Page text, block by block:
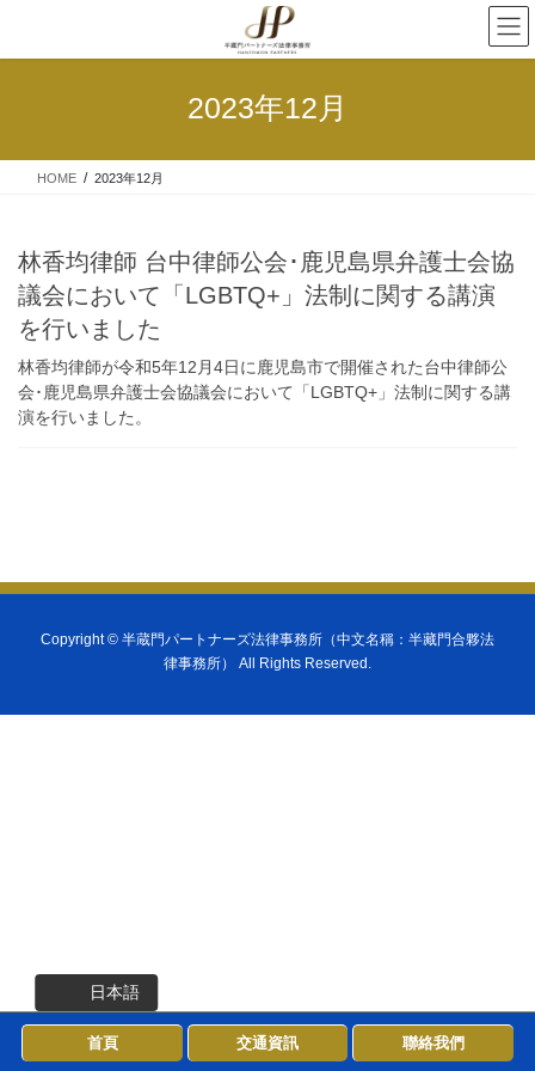
2023年12月
HOME 2023年12月
林香均律師 台中律師公会･鹿児島県弁護士会協
議会において「LGBTQ+」法制に関する講演
を行いました
林香均律師が令和5年12月4日に鹿児島市で開催された台中律師公
会･鹿児島県弁護士会協議会において「LGBTQ+」法制に関する講
演を行いました。
日本語
Copyright © 半蔵門パートナーズ法律事務所（中文名稱：半藏門合夥法
律事務所）
All Rights Reserved.
首頁 交通資訊 聯絡我們